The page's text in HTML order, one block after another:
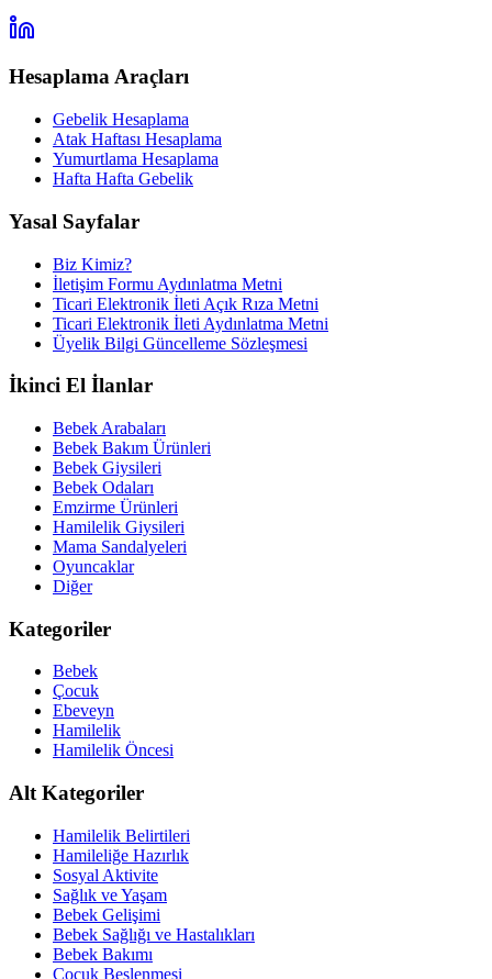
Hesaplama Araçları
Gebelik Hesaplama
Atak Haftası Hesaplama
Yumurtlama Hesaplama
Hafta Hafta Gebelik
Yasal Sayfalar
Biz Kimiz?
İletişim Formu Aydınlatma Metni
Ticari Elektronik İleti Açık Rıza Metni
Ticari Elektronik İleti Aydınlatma Metni
Üyelik Bilgi Güncelleme Sözleşmesi
İkinci El İlanlar
Bebek Arabaları
Bebek Bakım Ürünleri
Bebek Giysileri
Bebek Odaları
Emzirme Ürünleri
Hamilelik Giysileri
Mama Sandalyeleri
Oyuncaklar
Diğer
Kategoriler
Bebek
Çocuk
Ebeveyn
Hamilelik
Hamilelik Öncesi
Alt Kategoriler
Hamilelik Belirtileri
Hamileliğe Hazırlık
Sosyal Aktivite
Sağlık ve Yaşam
Bebek Gelişimi
Bebek Sağlığı ve Hastalıkları
Bebek Bakımı
Çocuk Beslenmesi